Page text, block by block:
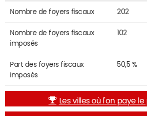
Nombre de foyers fiscaux 202
Nombre de foyers fiscaux
imposés
102
Part des foyers fiscaux
imposés
50,5 %
Les villes où l'on paye le